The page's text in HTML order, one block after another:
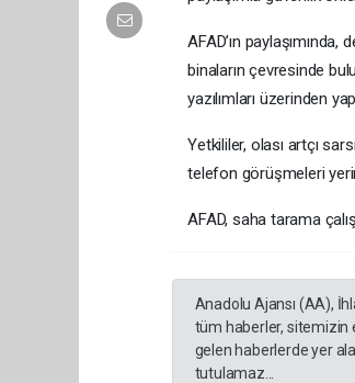
AFAD’ın
binaların çevresinde
yazılımları üzerinden
Yetkililer, olası artçı
telefon görüşmeleri
AFAD, saha tarama
Anadolu Ajansı (AA),
tüm haberler, sitemizin
gelen haberlerde yer
tutulamaz...